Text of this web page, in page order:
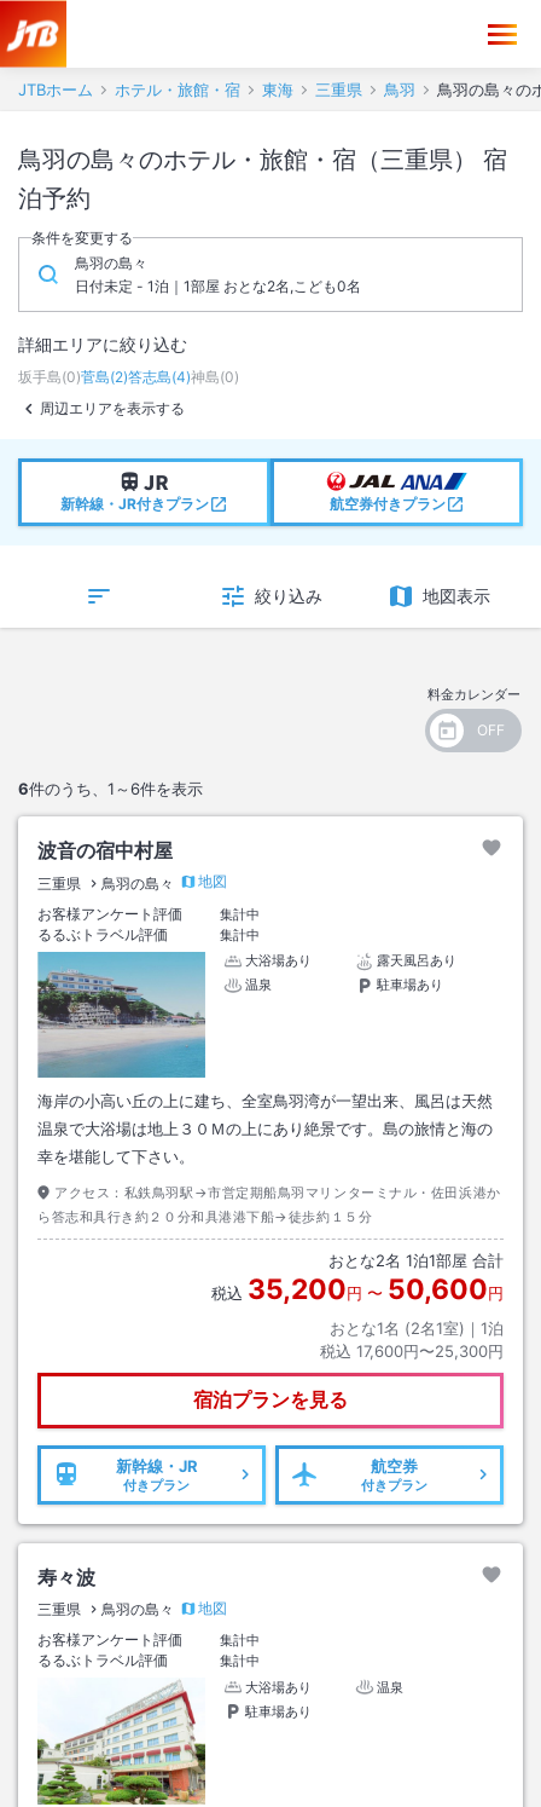
JTBホーム ホテル・旅館・宿 東海 三重県 鳥羽 鳥羽の島々の
鳥羽の島々のホテル・旅館・宿（三重県） 宿
泊予約
条件を変更する
鳥羽の島々
日付未定 - 1泊｜1部屋 おとな2名,こども0名
詳細エリアに絞り込む
坂手島(0)菅島(2)答志島(4)神島(0)
周辺エリアを表示する
新幹線・JR付きプラン 航空券付きプラン
絞り込み 地図表示
料金カレンダー
6件のうち、 1～6件を表示
波音の宿中村屋
三重県 鳥羽の島々
地図
お客様アンケート評価
集計中
るるぶトラベル評価
集計中
大浴場あり
露天風呂あり
温泉
駐車場あり
海岸の小高い丘の上に建ち、全室鳥羽湾が一望出来、風呂は天然
温泉で大浴場は地上３０Ｍの上にあり絶景です。島の旅情と海の
幸を堪能して下さい。
アクセス： 私鉄鳥羽駅→市営定期船鳥羽マリンターミナル・佐田浜港か
ら答志和具行き約２０分和具港港下船→徒歩約１５分
おとな2名 1泊1部屋 合計
税込 35,200円 〜 50,600円
おとな1名 (2名1室)｜ 1泊
税込 17,600円〜25,300円
宿泊プランを見る
新幹線・JR
付きプラン
航空券
付きプラン
寿々波
三重県 鳥羽の島々
地図
お客様アンケート評価
集計中
るるぶトラベル評価
集計中
大浴場あり
温泉
駐車場あり